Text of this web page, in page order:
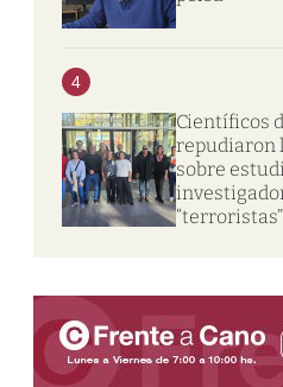
4
Científicos
repudiaron
sobre
“terroristas”